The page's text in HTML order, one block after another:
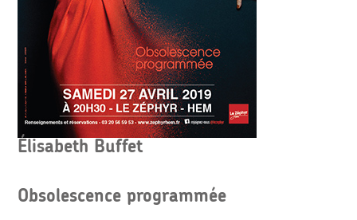
Élisabeth Buffet
Obsolescence programmée